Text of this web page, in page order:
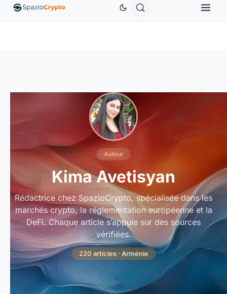
EthereumETH1 880,58 $US Tether USDT0,9991 $US BNB
Auteur
Kima Avetisyan
Rédactrice chez SpazioCrypto, spécialisée dans les
marchés crypto, la réglementation européenne et la
DeFi. Chaque article s’appuie sur des sources
vérifiées.
220 articles · Arménie